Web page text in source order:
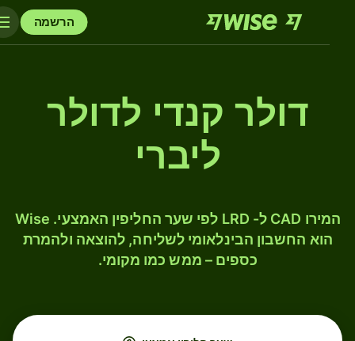
הרשמה
דולר קנדי לדולר
ליברי
המירו CAD ל- LRD לפי שער החליפין האמצעי. Wise
הוא החשבון הבינלאומי לשליחה, להוצאה ולהמרת
כספים – ממש כמו מקומי.